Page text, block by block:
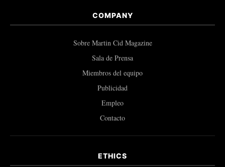
COMPANY
Sobre Martin Cid Magazine
Sala de Prensa
Miembros del equipo
Publicidad
Empleo
Contacto
ETHICS